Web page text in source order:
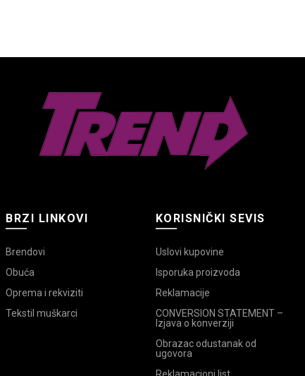
BRZI LINKOVI
Brendovi
Obuća
Oprema i rekviziti
Tekstil muškarci
KORISNIČKI SEVIS
Uslovi kupovine
Isporuka proizvoda
Reklamacije
CONVERSION STATEMENT –
Izjava o konverziji
Obrazac odustanak od
ugovora